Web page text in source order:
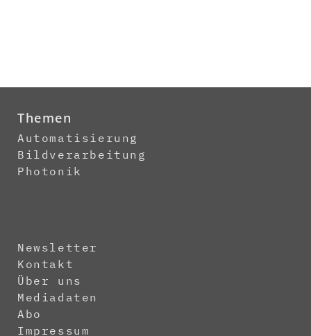
Themen
Automatisierung
Bildverarbeitung
Photonik
Newsletter
Kontakt
Über uns
Mediadaten
Abo
Impressum